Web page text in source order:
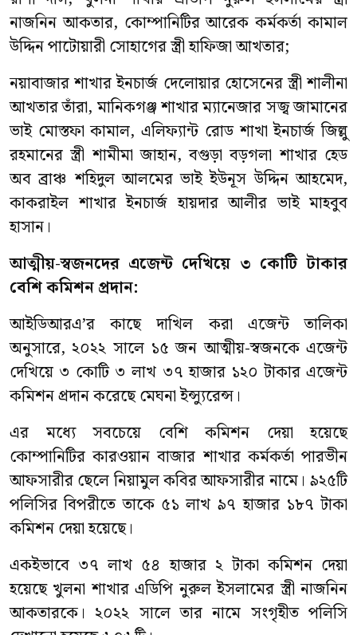
নাজনিন আকতার, কোম্পানিটির আরেক কর্মকর্তা কামাল
উদ্দিন পাটোয়ারী সোহাগের স্ত্রী হাফিজা আখতার;
নয়াবাজার শাখার ইনচার্জ দেলোয়ার হোসেনের স্ত্রী শালীনা
আখতার তাঁরা, মানিকগঞ্জ শাখার ম্যানেজার সজ্ব জামানের
ভাই মোস্তফা কামাল, এলিফ্যান্ট রোড শাখা ইনচার্জ জিল্লু
রহমানের স্ত্রী শামীমা জাহান, বগুড়া বড়গলা শাখার হেড
অব ব্রাঞ্চ শহিদুল আলমের ভাই ইউনূস উদ্দিন আহমেদ,
কাকরাইল শাখার ইনচার্জ হায়দার আলীর ভাই মাহবুব
হাসান।
আত্মীয়-স্বজনদের এজেন্ট দেখিয়ে ৩ কোটি টাকার
বেশি কমিশন প্রদান:
আইডিআরএ’র কাছে দাখিল করা এজেন্ট তালিকা
অনুসারে, ২০২২ সালে ১৫ জন আত্মীয়-স্বজনকে এজেন্ট
দেখিয়ে ৩ কোটি ৩ লাখ ৩৭ হাজার ১২০ টাকার এজেন্ট
কমিশন প্রদান করেছে মেঘনা ইন্স্যুরেন্স।
এর মধ্যে সবচেয়ে বেশি কমিশন দেয়া হয়েছে
কোম্পানিটির কারওয়ান বাজার শাখার কর্মকর্তা পারভীন
আফসারীর ছেলে নিয়ামুল কবির আফসারীর নামে। ৯২৫টি
পলিসির বিপরীতে তাকে ৫১ লাখ ৯৭ হাজার ১৮৭ টাকা
কমিশন দেয়া হয়েছে।
একইভাবে ৩৭ লাখ ৫৪ হাজার ২ টাকা কমিশন দেয়া
হয়েছে খুলনা শাখার এডিপি নুরুল ইসলামের স্ত্রী নাজনিন
আকতারকে। ২০২২ সালে তার নামে সংগৃহীত পলিসি